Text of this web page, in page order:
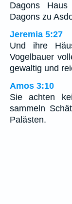
Dagons
Dagons zu
Jeremia 5:27
Und ihre
Vogelbauer
gewaltig und
Amos 3:10
Sie achten
sammeln
Palästen.